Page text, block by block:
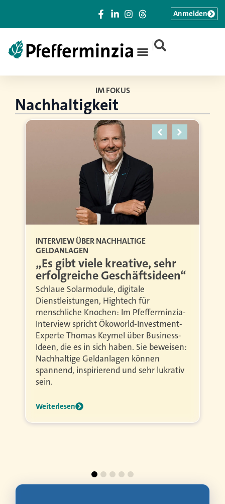
|
Anmelden
IM FOKUS
Nachhaltigkeit
INTERVIEW ÜBER NACHHALTIGE
GELDANLAGEN
„Es gibt viele kreative, sehr
erfolgreiche Geschäftsideen“
Schlaue Solarmodule, digitale
Dienstleistungen, Hightech für
menschliche Knochen: Im Pfefferminzia-
Interview spricht Ökoworld-Investment-
Experte Thomas Keymel über Business-
Ideen, die es in sich haben. Sie beweisen:
Nachhaltige Geldanlagen können
spannend, inspirierend und sehr lukrativ
sein.
Weiterlesen